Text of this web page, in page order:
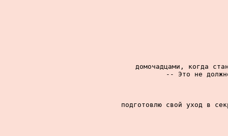
домочадцами, когда
-- Это не
подготовлю свой уход в